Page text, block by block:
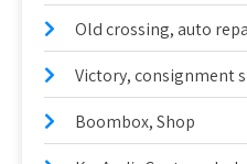
Old crossing, auto
Victory, consignment
Boombox, Shop